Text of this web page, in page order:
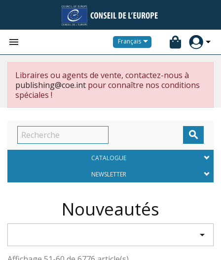
 Français
Libraires ou agents de vente, contactez-nous à
publishing@coe.int pour connaître nos conditions
spéciales !

CATALOGUE
NEWSLETTER
Nouveautés
